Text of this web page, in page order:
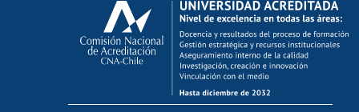
Postulación al AUCAI
Funcionarias/os
Cursos internos de capacitación
Bienestar del personal